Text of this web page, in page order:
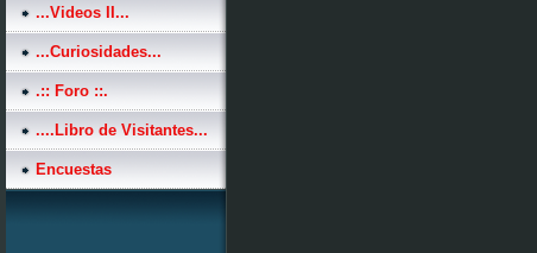
...Videos II...
...Curiosidades...
.:: Foro ::.
....Libro de Visitantes...
Encuestas